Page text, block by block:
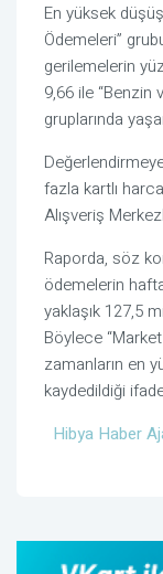
En yüksek
Ödemeleri”
gerilemelerin
9,66 ile “Benzin
gruplarında
fazla kartlı
Alışveriş
Raporda, söz
ödemelerin
yaklaşık 127,5
Böylece
zamanların en
kaydedildiği
Hibya Haber